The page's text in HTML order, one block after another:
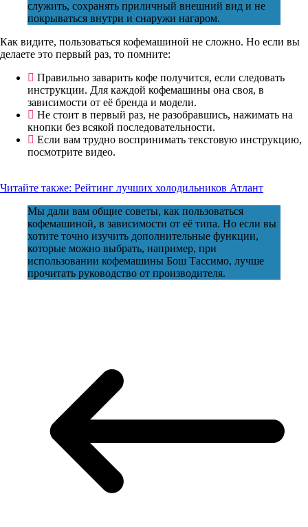
служить, сохранять приличный внешний вид и не
покрываться внутри и снаружи нагаром.
Как видите, пользоваться кофемашиной не сложно. Но если вы
делаете это первый раз, то помните:
Правильно заварить кофе получится, если следовать
инструкции. Для каждой кофемашины она своя, в
зависимости от её бренда и модели.
Не стоит в первый раз, не разобравшись, нажимать на
кнопки без всякой последовательности.
Если вам трудно воспринимать текстовую инструкцию,
посмотрите видео.
Читайте также: Рейтинг лучших холодильников Атлант
Мы дали вам общие советы, как пользоваться
кофемашиной, в зависимости от её типа. Но если вы
хотите точно изучить дополнительные функции,
которые можно выбрать, например, при
использовании кофемашины Бош Тассимо, лучше
прочитать руководство от производителя.